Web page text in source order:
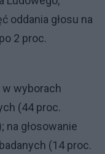
oddania głosu na
2 proc.
w wyborach
(44 proc.
na głosowanie
(14 proc.